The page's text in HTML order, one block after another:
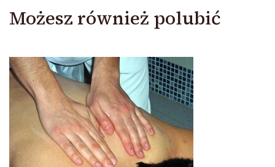
Możesz również polubić